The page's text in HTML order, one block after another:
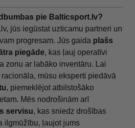
pie Balticsport.lv?
jūs iegūstat uzticamu partneri un
progresam. Jūs gaida plašs
piegāde, kas ļauj operatīvi
zonu ar labāko inventāru. Lai
mūsu eksperti piedāvā
, piemeklējot atbilstošāko
Mēs nodrošinām arī
servisu, kas sniedz drošības
ilgmūžību, ļaujot jums